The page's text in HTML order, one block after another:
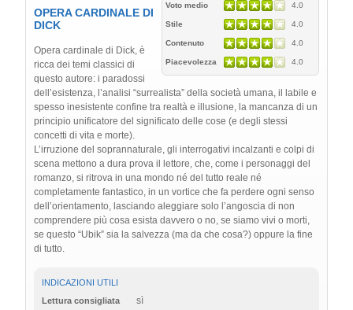
Voto medio 4.0
Stile 4.0
Contenuto 4.0
Piacevolezza 4.0
OPERA CARDINALE DI
DICK
Opera cardinale di Dick, è
ricca dei temi classici di
questo autore: i paradossi
dell’esistenza, l’analisi “surrealista” della società umana, il labile e
spesso inesistente confine tra realtà e illusione, la mancanza di un
principio unificatore del significato delle cose (e degli stessi
concetti di vita e morte).
L’irruzione del soprannaturale, gli interrogativi incalzanti e colpi di
scena mettono a dura prova il lettore, che, come i personaggi del
romanzo, si ritrova in una mondo né del tutto reale né
completamente fantastico, in un vortice che fa perdere ogni senso
dell’orientamento, lasciando aleggiare solo l’angoscia di non
comprendere più cosa esista davvero o no, se siamo vivi o morti,
se questo “Ubik” sia la salvezza (ma da che cosa?) oppure la fine
di tutto.
INDICAZIONI UTILI
Lettura consigliata
sì